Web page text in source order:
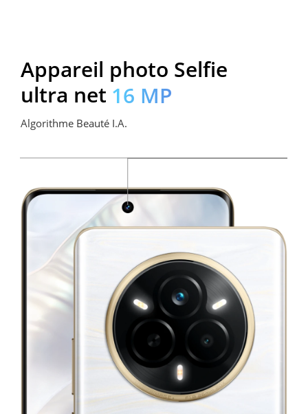
Algorithme Beauté I.A.
Appareil photo Selfie
ultra net 16 MP